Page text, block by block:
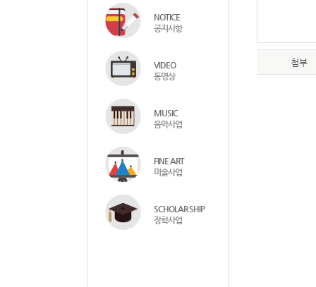
NOTICE
공지사항
VIDEO
동영상
MUSIC
음악사업
FINE ART
미술사업
SCHOLAR SHIP
장학사업
첨부